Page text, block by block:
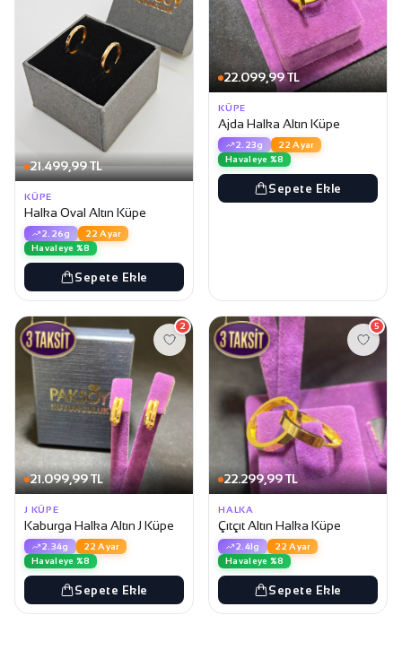
21.499,99 TL
KÜPE
Halka Oval Altın Küpe
2.26g
22 Ayar
Havaleye %8
Sepete Ekle
22.099,99 TL
KÜPE
Ajda Halka Altın Küpe
2.23g
22 Ayar
Havaleye %8
Sepete Ekle
21.099,99 TL
2
J KÜPE
Kaburga Halka Altın J Küpe
2.34g
22 Ayar
Havaleye %8
Sepete Ekle
22.299,99 TL
5
HALKA
Çıtçıt Altın Halka Küpe
2.41g
22 Ayar
Havaleye %8
Sepete Ekle